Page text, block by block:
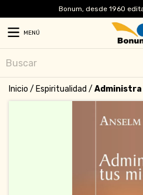
Bonum, desde 1960
MENÚ
Inicio / Espiritualidad / Administra